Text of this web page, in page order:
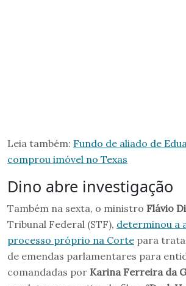
Leia também: Fundo de aliado de
comprou imóvel no Texas
Dino abre investigação
Também na sexta, o ministro Flávio
Tribunal Federal (STF), determinou a
processo próprio na Corte para
de emendas parlamentares para
comandadas por Karina Ferreira da